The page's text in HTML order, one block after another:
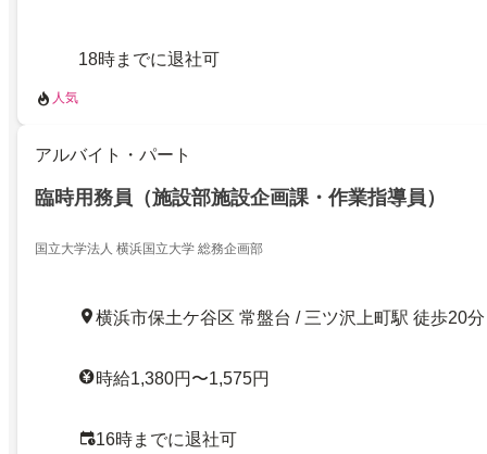
18時までに退社可
人気
アルバイト・パート
臨時用務員（施設部施設企画課・作業指導員）
国立大学法人 横浜国立大学 総務企画部
横浜市保土ケ谷区 常盤台 / 三ツ沢上町駅 徒歩20分
時給1,380円〜1,575円
16時までに退社可